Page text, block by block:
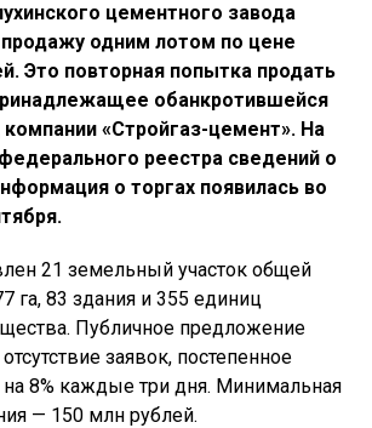
цементного завода
одним лотом по цене
Это повторная попытка продать
обанкротившейся
«Стройгаз-цемент». На
реестра сведений о
о торгах появилась во
21 земельный участок общей
га, 83 здания и 355 единиц
Публичное предложение
заявок, постепенное
8% каждые три дня. Минимальная
— 150 млн рублей.